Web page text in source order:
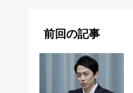
前回の記事